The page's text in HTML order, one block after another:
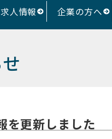
人情報 企業の方へ
を更新しました